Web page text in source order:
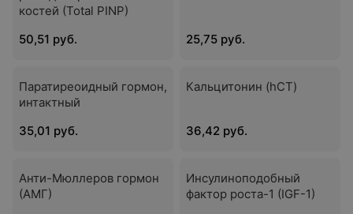
костей (Total PINP)
50,51 руб.
25,75 руб.
Паратиреоидный гормон,
интактный
35,01 руб.
Кальцитонин (hCT)
36,42 руб.
Анти-Мюллеров гормон
(АМГ)
Инсулиноподобный
фактор роста-1 (IGF-1)